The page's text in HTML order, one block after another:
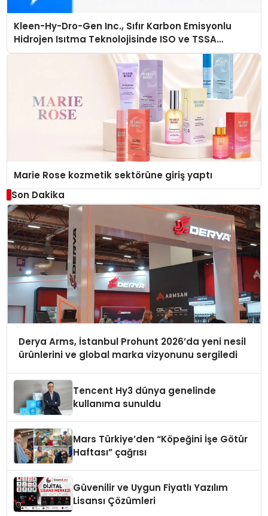
Kleen-Hy-Dro-Gen Inc., Sıfır Karbon Emisyonlu
Hidrojen Isıtma Teknolojisinde ISO ve TSSA
Düzenleyici Onaylarını Aldı
Marie Rose kozmetik sektörüne giriş yaptı
Son Dakika
Derya Arms, İstanbul Prohunt 2026’da yeni nesil
ürünlerini ve global marka vizyonunu sergiledi
Tencent Hy3 dünya genelinde
kullanıma sunuldu
Mars Türkiye’den “Köpeğini İşe Götür
Haftası” çağrısı
Güvenilir ve Uygun Fiyatlı Yazılım
Lisansı Çözümleri